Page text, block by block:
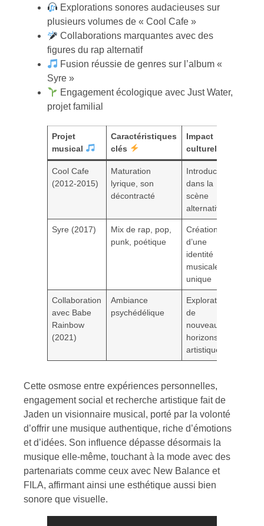
Explorations sonores audacieuses sur
plusieurs volumes de « Cool Cafe »
Collaborations marquantes avec des
figures du rap alternatif
Fusion réussie de genres sur l’album «
Syre »
Engagement écologique avec Just Water,
projet familial
Projet
musical
Caractéristiques
clés
Impact
culturel
Cool Cafe
(2012-2015)
Maturation
lyrique, son
décontracté
Introduction
dans la
scène
alternative
Syre (2017)
Mix de rap, pop,
punk, poétique
Création
d’une
identité
musicale
unique
Collaboration
avec Babe
Rainbow
(2021)
Ambiance
psychédélique
Exploration
de
nouveaux
horizons
artistiques
Cette osmose entre expériences personnelles,
engagement social et recherche artistique fait de
Jaden un visionnaire musical, porté par la volonté
d’offrir une musique authentique, riche d’émotions
et d’idées. Son influence dépasse désormais la
musique elle-même, touchant à la mode avec des
partenariats comme ceux avec New Balance et
FILA, affirmant ainsi une esthétique aussi bien
sonore que visuelle.